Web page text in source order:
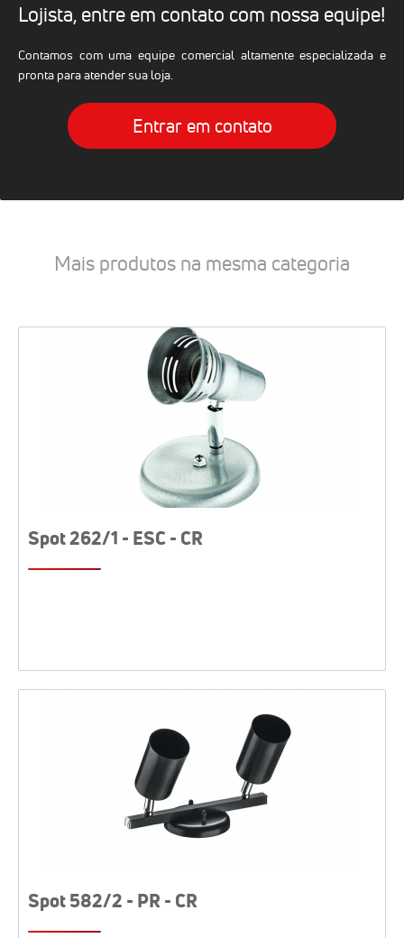
Lojista, entre em contato com nossa equipe!
Contamos com uma equipe comercial altamente especializada e
pronta para atender sua loja.
Entrar em contato
Mais produtos na mesma categoria
Spot 262/1 - ESC - CR
Spot 582/2 - PR - CR